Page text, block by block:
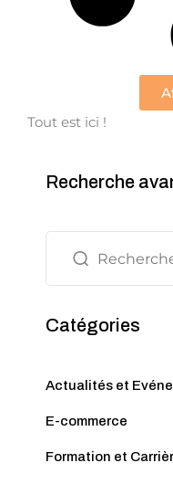
Tout est ici !
Recherche
Catégories
Actualités et
E-commerce
Formation et